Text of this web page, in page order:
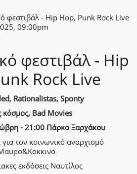
φεστιβάλ - Hip Hop, Punk Rock Live
09:00pm
φεστιβάλ - Hip
Rock Live
Rationalistas, Sponty
κόσμος, Bad Movies
- 21:00 Πάρκο Ξαρχάκου
τον κοινωνικό αναρχισμό
εκδόσεις Ναυτίλος